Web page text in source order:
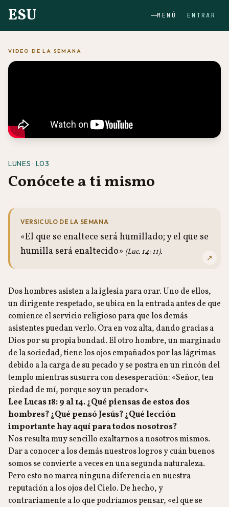
ESU MENÚ ENTRAR
VIDEO DE LA SEMANA
LUNES · L03
Conócete a ti mismo
VERSICULO DE LA SEMANA
«El que se enaltece será humillado; y el que se
humilla será enaltecido» (Luc. 14: 11).
↗
Dos hombres asisten a la iglesia para orar. Uno de ellos,
un dirigente respetado, se ubica en la entrada antes de que
comience el servicio religioso para que los demás
asistentes puedan verlo. Ora en voz alta, dando gracias a
Dios por su propia bondad. El otro hombre, un marginado
de la sociedad, tiene los ojos empañados por las lágrimas
debido a la carga de su pecado y se postra en un rincón del
templo mientras susurra con desesperación: «Señor, ten
piedad de mí, porque soy un pecador».
Lee Lucas 18: 9 al 14. ¿Qué piensas de estos dos
hombres? ¿Qué pensó Jesús? ¿Qué lección
importante hay aquí para todos nosotros?
Nos resulta muy sencillo exaltarnos a nosotros mismos.
Dar a conocer a los demás nuestros logros y cuán buenos
somos se convierte a veces en una segunda naturaleza.
Pero esto no marca ninguna diferencia en nuestra
reputación a los ojos del Cielo. De hecho, y
contrariamente a lo que podríamos pensar, «el que se